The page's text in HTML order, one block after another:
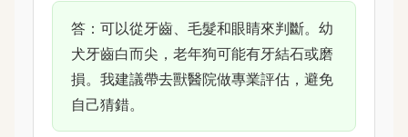
答：可以從牙齒、毛髮和眼睛來判斷。幼
犬牙齒白而尖，老年狗可能有牙結石或磨
損。我建議帶去獸醫院做專業評估，避免
自己猜錯。